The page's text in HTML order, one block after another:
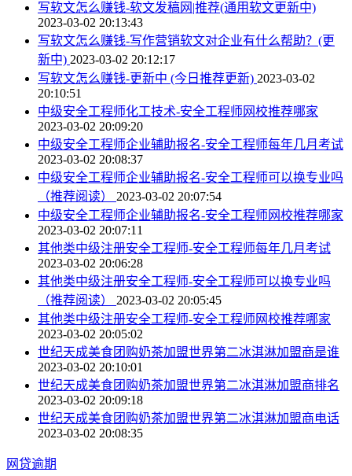
写软文怎么赚钱-软文发稿网|推荐(通用软文更新中)
2023-03-02 20:13:43
写软文怎么赚钱-写作营销软文对企业有什么帮助？(更
新中) 2023-03-02 20:12:17
写软文怎么赚钱-更新中 (今日推荐更新) 2023-03-02
20:10:51
中级安全工程师化工技术-安全工程师网校推荐哪家
2023-03-02 20:09:20
中级安全工程师企业辅助报名-安全工程师每年几月考试
2023-03-02 20:08:37
中级安全工程师企业辅助报名-安全工程师可以换专业吗
（推荐阅读） 2023-03-02 20:07:54
中级安全工程师企业辅助报名-安全工程师网校推荐哪家
2023-03-02 20:07:11
其他类中级注册安全工程师-安全工程师每年几月考试
2023-03-02 20:06:28
其他类中级注册安全工程师-安全工程师可以换专业吗
（推荐阅读） 2023-03-02 20:05:45
其他类中级注册安全工程师-安全工程师网校推荐哪家
2023-03-02 20:05:02
世纪天成美食团购奶茶加盟世界第二冰淇淋加盟商是谁
2023-03-02 20:10:01
世纪天成美食团购奶茶加盟世界第二冰淇淋加盟商排名
2023-03-02 20:09:18
世纪天成美食团购奶茶加盟世界第二冰淇淋加盟商电话
2023-03-02 20:08:35
网贷逾期